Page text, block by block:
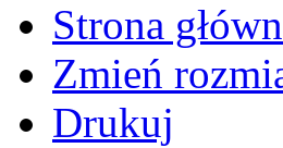
Strona
Zmień
Drukuj